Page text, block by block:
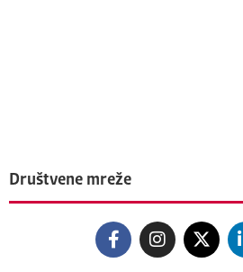
Društvene mreže